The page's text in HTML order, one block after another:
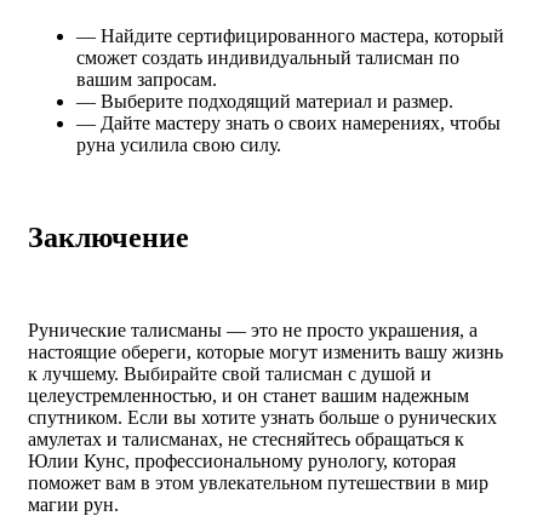
— Найдите сертифицированного мастера, который
сможет создать индивидуальный талисман по
вашим запросам.
— Выберите подходящий материал и размер.
— Дайте мастеру знать о своих намерениях, чтобы
руна усилила свою силу.
Заключение
Рунические талисманы — это не просто украшения, а
настоящие обереги, которые могут изменить вашу жизнь
к лучшему. Выбирайте свой талисман с душой и
целеустремленностью, и он станет вашим надежным
спутником. Если вы хотите узнать больше о рунических
амулетах и талисманах, не стесняйтесь обращаться к
Юлии Кунс, профессиональному рунологу, которая
поможет вам в этом увлекательном путешествии в мир
магии рун.